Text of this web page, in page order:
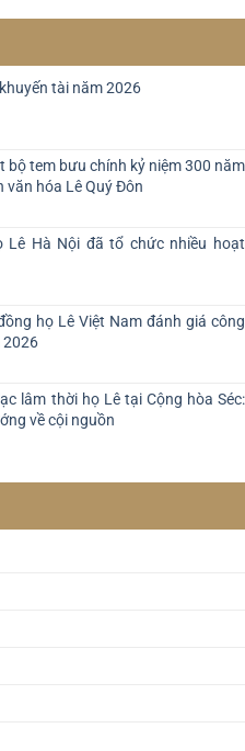
tài năm 2026
bộ tem bưu chính kỷ niệm 300 năm
văn hóa Lê Quý Đôn
Lê Hà Nội đã tổ chức nhiều hoạt
họ Lê Việt Nam đánh giá công
2026
lâm thời họ Lê tại Cộng hòa Séc:
về cội nguồn